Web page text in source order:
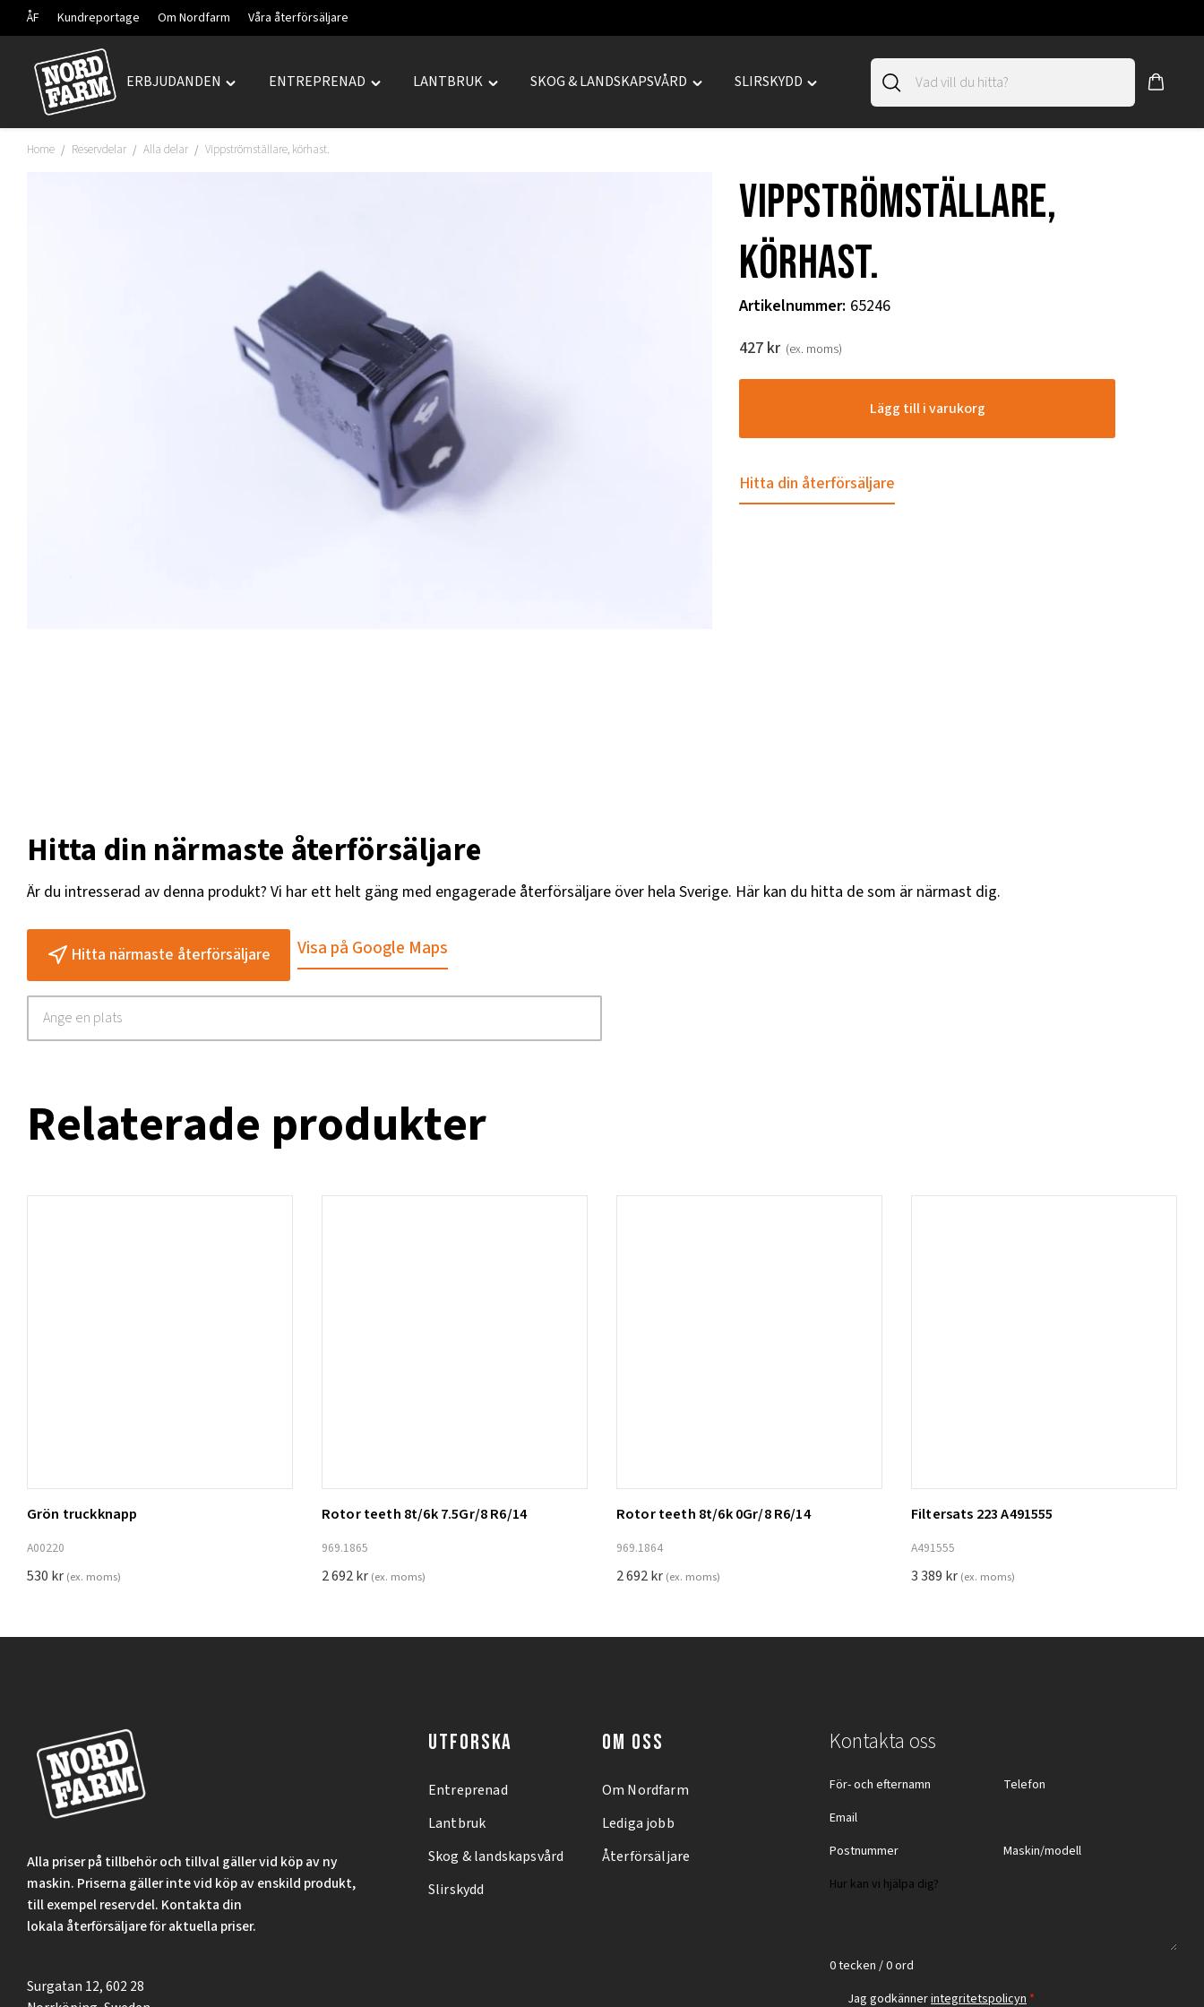
ÅF Kundreportage Om Nordfarm Våra återförsäljare
Hoppa
innehåll
ERBJUDANDEN
Toggle
menu
ENTREPRENAD
Toggle
LANTBRUK
Toggle
SKOG & LANDSKAPSVÅRD
Toggle
SLIRSKYDD
Toggle
Home / Reservdelar / Alla delar / Vippströmställare, körhast.
Vippströmställare,
körhast.
Artikelnummer: 65246
427 kr (ex. moms)
Lägg till i varukorg
Hitta din återförsäljare
Hitta din närmaste återförsäljare
Är du intresserad av denna produkt? Vi har ett helt gäng med engagerade återförsäljare över hela Sverige. Här kan du hitta de som är närmast dig.
Hitta närmaste återförsäljare Visa på Google Maps
Relaterade produkter
Lägg till i varukorg
Grön truckknapp
A00220
530 kr (ex. moms)
Lägg till i varukorg
Rotor teeth 8t/6k 7.5Gr/8 R6/14
969.1865
2 692kr (ex. moms)
Lägg till i varukorg
Rotor teeth 8t/6k 0Gr/8 R6/14
969.1864
2 692kr (ex. moms)
Filtersats 223 A491555
A491555
3 389 kr (ex. moms)
Alla priser på tillbehör och tillval gäller vid köp av ny
maskin. Priserna gäller inte vid köp av enskild produkt,
till exempel reservdel. Kontakta din
lokala återförsäljare för aktuella priser.
Surgatan 12, 602 28
UTFORSKA
Entreprenad
Lantbruk
Skog & landskapsvård
Slirskydd
OM OSS
Om Nordfarm
Lediga jobb
Återförsäljare
Kontakta oss
0 tecken / 0 ord
Jag godkännerintegritetspolicyn *